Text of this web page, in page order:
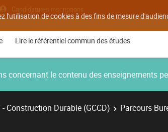
l'utilisation de cookies à des fins de mesure
Candidatures inscriptions
Lire le référentiel commun des études
le contenu des enseignements
- Construction Durable (GCCD) Parcours